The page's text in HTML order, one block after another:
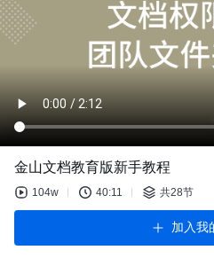
金山文档教育版新手教程
104w 40:11 共28节
加入我